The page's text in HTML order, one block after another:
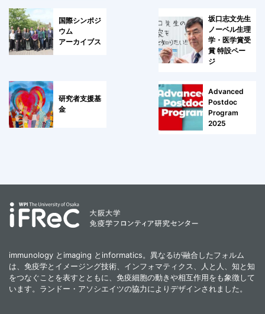
国際シンポジ
ウム
アーカイブス
坂口志文先生
ノーベル生理
学・医学賞受
賞 特設ペー
ジ
研究者支援基
金
Advanced
Postdoc
Program
2025
immunology とimaging とinformatics。異なるiが融合したフォルム
は、免疫学とイメージング技術、インフォマティクス、人と人、知と知
をつなぐことを表すとともに、免疫細胞の動きや相互作用をも象徴して
います。ランドー・アソシエイツの協力によりデザインされました。